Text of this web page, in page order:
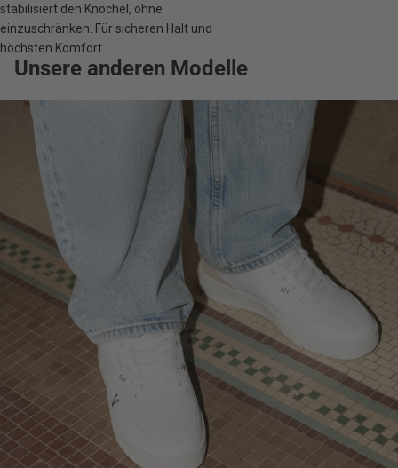
stabilisiert den Knöchel, ohne
einzuschränken. Für sicheren Halt und
höchsten Komfort.
Unsere anderen Modelle